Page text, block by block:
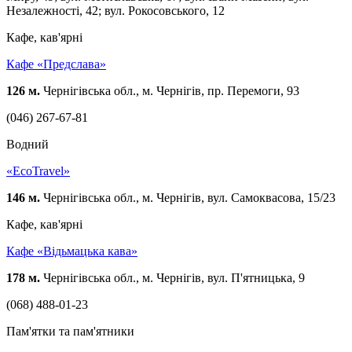
Незалежності, 42; вул. Рокосовського, 12
Кафе, кав'ярні
Кафе «Предслава»
126 м. Чернігівська обл., м. Чернігів, пр. Перемоги, 93
(046) 267-67-81
Водний
«EcoTravel»
146 м. Чернігівська обл., м. Чернігів, вул. Самоквасова, 15/23
Кафе, кав'ярні
Кафе «Відьмацька кава»
178 м. Чернігівська обл., м. Чернігів, вул. П'ятницька, 9
(068) 488-01-23
Пам'ятки та пам'ятники